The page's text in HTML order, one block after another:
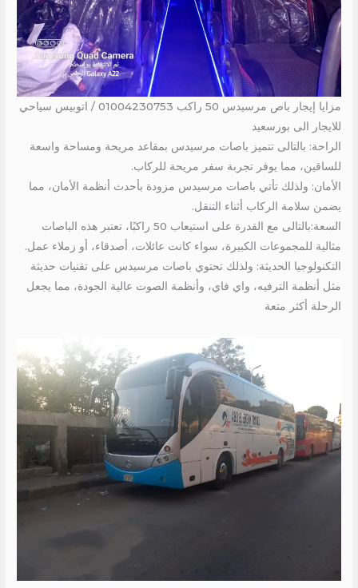
مزايا إيجار باص مرسيدس 50 راكب 01004230753 / اتوبيس سياحي
للايجار الى بورسعيد
الراحة: بالتالى تتميز باصات مرسيدس بمقاعد مريحة ومساحة واسعة
للساقين، مما يوفر تجربة سفر مريحة للركاب.
الأمان: ولذلك تأتي باصات مرسيدس مزودة بأحدث أنظمة الأمان، مما
يضمن سلامة الركاب أثناء التنقل.
السعة:بالتالى مع القدرة على استيعاب 50 راكبًا، تعتبر هذه الباصات
مثالية للمجموعات الكبيرة، سواء كانت عائلات، أصدقاء، أو زملاء عمل.
التكنولوجيا الحديثة: ولذلك تحتوي باصات مرسيدس على تقنيات حديثة
مثل أنظمة الترفيه، واي فاي، وأنظمة الصوت عالية الجودة، مما يجعل
الرحلة أكثر متعة